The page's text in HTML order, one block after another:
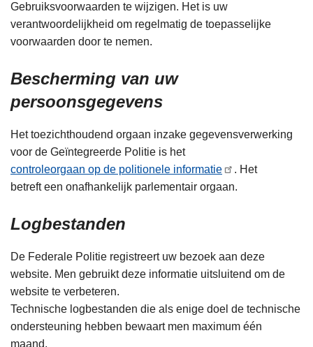
Gebruiksvoorwaarden te wijzigen. Het is uw
verantwoordelijkheid om regelmatig de toepasselijke
voorwaarden door te nemen.
Bescherming van uw
persoonsgegevens
Het toezichthoudend orgaan inzake gegevensverwerking
voor de Geïntegreerde Politie is het
controleorgaan op de politionele informatie
. Het
betreft een onafhankelijk parlementair orgaan.
Logbestanden
De Federale Politie registreert uw bezoek aan deze
website. Men gebruikt deze informatie uitsluitend om de
website te verbeteren.
Technische logbestanden die als enige doel de technische
ondersteuning hebben bewaart men maximum één
maand.